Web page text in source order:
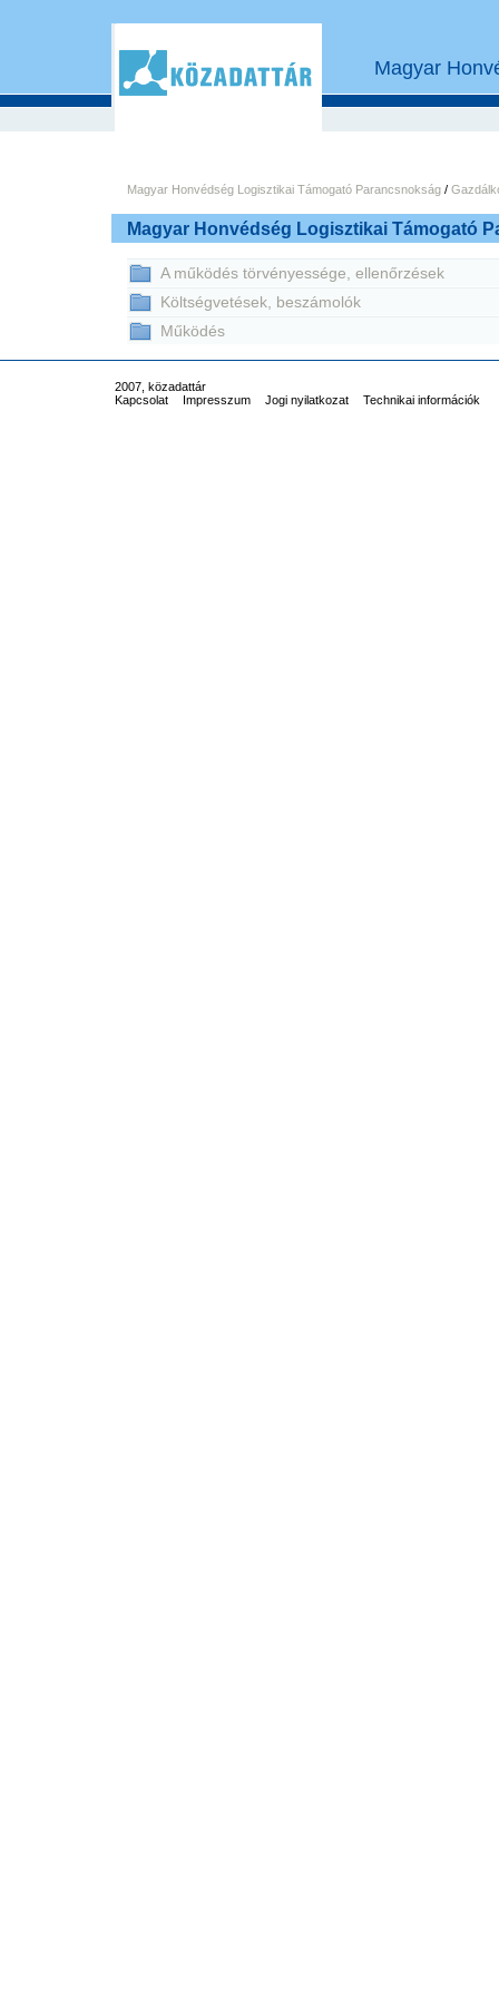
Magyar
Magyar Honvédség Logisztikai Támogató Parancsnokság /
Magyar Honvédség Logisztikai Támogató
A működés törvényessége, ellenőrzések
Költségvetések, beszámolók
Működés
2007, közadattár
Kapcsolat
Impresszum Jogi nyilatkozat Technikai információk